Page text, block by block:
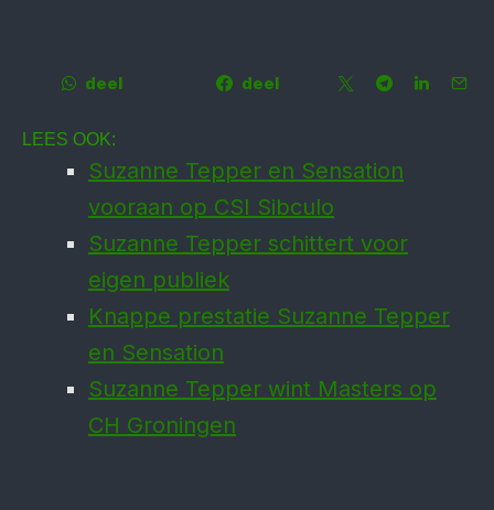
deel deel
LEES OOK:
Suzanne Tepper en Sensation
vooraan op CSI Sibculo
Suzanne Tepper schittert voor
eigen publiek
Knappe prestatie Suzanne Tepper
en Sensation
Suzanne Tepper wint Masters op
CH Groningen